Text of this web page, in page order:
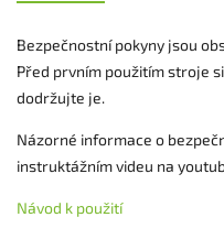
Bezpečnostní pokyny jsou
Před prvním použitím stroje
dodržujte je.
Názorné informace o
instruktážním videu na
Návod k použití